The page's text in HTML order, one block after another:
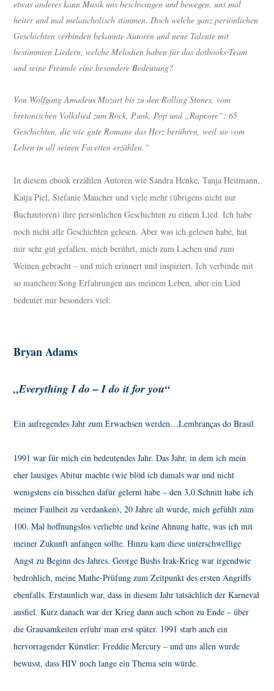
etwas anderes kann Musik uns beschwingen und bewegen, uns mal
heiter und mal melancholisch stimmen. Doch welche ganz persönlichen
Geschichten verbinden bekannte Autoren und neue Talente mit
bestimmten Liedern, welche Melodien haben für das dotbooks-Team
und seine Freunde eine besondere Bedeutung?
Von Wolfgang Amadeus Mozart bis zu den Rolling Stones, vom
bretonischen Volkslied zum Rock, Punk, Pop und „Rapcore“: 65
Geschichten, die wie gute Romane das Herz berühren, weil sie vom
Leben in all seinen Facetten erzählen.“
In diesem ebook erzählen Autoren wie Sandra Henke, Tanja Heitmann,
Katja Piel, Stefanie Maucher und viele mehr (übrigens nicht nur
Buchautoren) ihre persönlichen Geschichten zu einem Lied. Ich habe
noch nicht alle Geschichten gelesen. Aber was ich gelesen habe, hat
mir sehr gut gefallen, mich berührt, mich zum Lachen und zum
Weinen gebracht – und mich erinnert und inspiriert. Ich verbinde mit
so manchem Song Erfahrungen aus meinem Leben, aber ein Lied
bedeutet mir besonders viel:
Bryan Adams
„Everything I do – I do it for you“
Ein aufregendes Jahr zum Erwachsen werden…Lembranças do Brasil
1991 war für mich ein bedeutendes Jahr. Das Jahr, in dem ich mein
eher lausiges Abitur machte (wie blöd ich damals war und nicht
wenigstens ein bisschen dafür gelernt habe – den 3,0 Schnitt habe ich
meiner Faulheit zu verdanken), 20 Jahre alt wurde, mich gefühlt zum
100. Mal hoffnungslos verliebte und keine Ahnung hatte, was ich mit
meiner Zukunft anfangen sollte. Hinzu kam diese unterschwellige
Angst zu Beginn des Jahres. George Bushs Irak-Krieg war irgendwie
bedrohlich, meine Mathe-Prüfung zum Zeitpunkt des ersten Angriffs
ebenfalls. Erstaunlich war, dass in diesem Jahr tatsächlich der Karneval
ausfiel. Kurz danach war der Krieg dann auch schon zu Ende – über
die Grausamkeiten erfuhr man erst später. 1991 starb auch ein
hervorragender Künstler: Freddie Mercury – und uns allen wurde
bewusst, dass HIV noch lange ein Thema sein würde.